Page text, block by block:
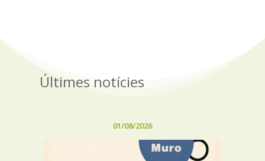
Últimes notícies
01/08/2026